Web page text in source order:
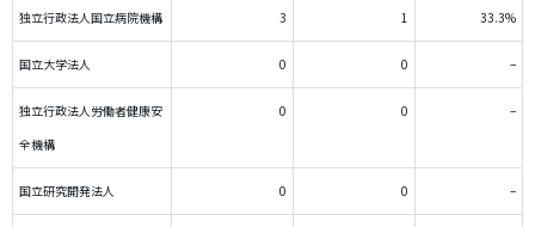
独立行政法人国立病院機構 3 1 33.3%
国立大学法人 0 0 –
独立行政法人労働者健康安
全機構
0 0 –
国立研究開発法人 0 0 –